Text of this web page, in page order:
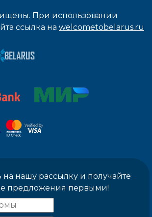
При использовании
ссылка на welcometobelarus.ru
нашу рассылку и получайте
предложения первыми!